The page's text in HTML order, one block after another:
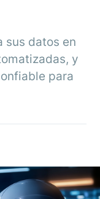
sus datos en
y
para